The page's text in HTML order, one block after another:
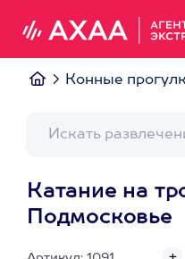
Конные
Катание на
Подмосковье